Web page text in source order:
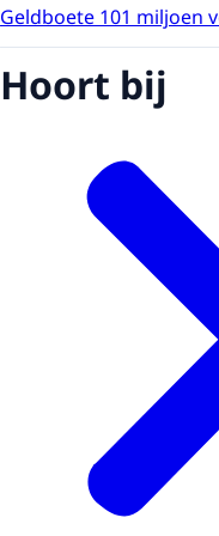
Geldboete 101 miljoen
Hoort bij